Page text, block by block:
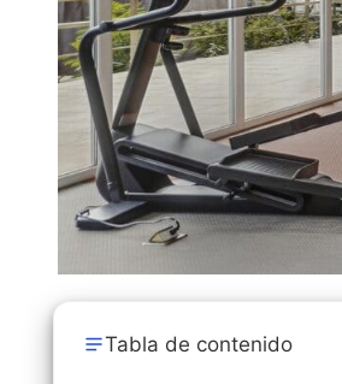
Tabla de contenido